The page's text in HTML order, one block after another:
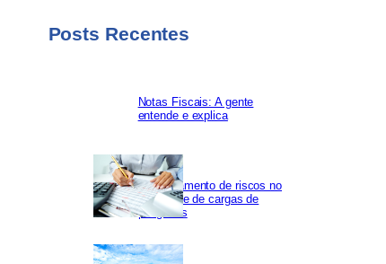
Posts Recentes
Notas Fiscais: A gente
entende e explica
Gerenciamento de riscos no
transporte de cargas de
perigosas